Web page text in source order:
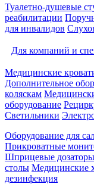
Туалетно-душевые
реабилитации
для инвалидов
Для компаний и
Медицинские
Дополнительное
коляскам
оборудование
Светильники
Оборудование для
Прикроватные
Шприцевые дозаторы
столы Медицинские
дезинфекция